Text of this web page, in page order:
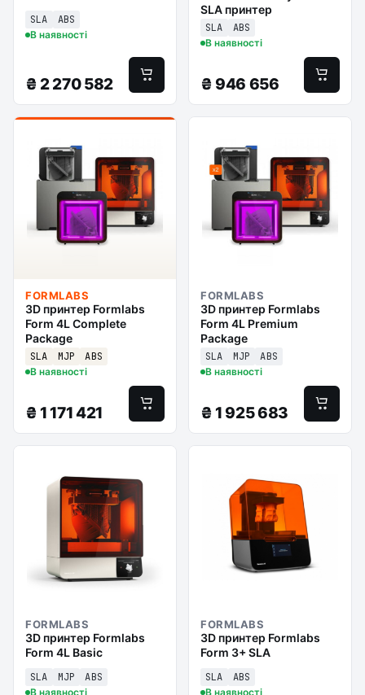
SLA ABS
В наявності
₴ 2 270 582
SLA принтер
SLA ABS
В наявності
₴ 946 656
FORMLABS
3D принтер Formlabs
Form 4L Complete
Package
SLA MJP ABS
В наявності
₴ 1 171 421
FORMLABS
3D принтер Formlabs
Form 4L Premium
Package
SLA MJP ABS
В наявності
₴ 1 925 683
FORMLABS
3D принтер Formlabs
Form 4L Basic
SLA MJP ABS
В наявності
FORMLABS
3D принтер Formlabs
Form 3+ SLA
SLA ABS
В наявності